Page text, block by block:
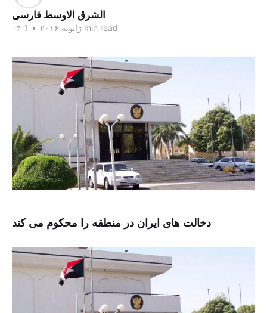
الشرق الاوسط فارسی
۰۴ ژانویه ۲۰۱۶ • 1 min read
دخالت های ایران در منطقه را محکوم می کند